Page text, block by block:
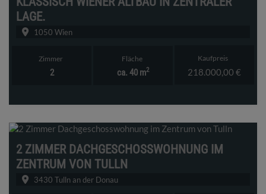
LAGE.
1050 Wien
Zimmer
2
Fläche
ca. 40 m2
Kaufpreis
218.000,00 €
2 ZIMMER DACHGESCHOSSWOHNUNG IM
ZENTRUM VON TULLN
3430 Tulln an der Donau